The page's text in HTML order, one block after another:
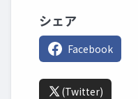
シェア
Facebook
(Twitter)